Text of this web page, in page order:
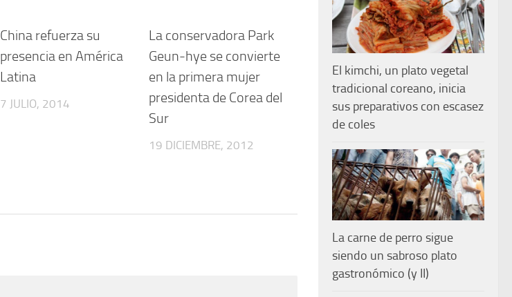
China refuerza su
presencia en América
Latina
7 JULIO, 2014
La conservadora Park
Geun-hye se convierte
en la primera mujer
presidenta de Corea del
Sur
19 DICIEMBRE, 2012
El kimchi, un plato vegetal
tradicional coreano, inicia
sus preparativos con escasez
de coles
La carne de perro sigue
siendo un sabroso plato
gastronómico (y II)